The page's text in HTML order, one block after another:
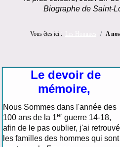
Biographe de Saint-
Vous êtes ici : A
Le devoir de
mémoire,
Nous Sommes dans l'année des
100 ans de la 1er guerre 14-18,
afin de le pas oublier, j'ai retrouvé
les familles des hommes qui sont